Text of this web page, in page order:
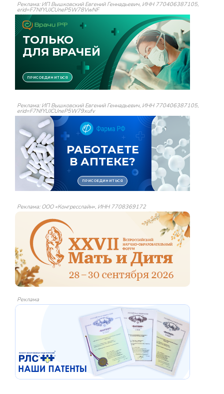
Реклама: ИП Вышковский Евгений Геннадьевич, ИНН 770406387105,
erid=F7NfYUJCUneP5W78VwNF
Реклама: ИП Вышковский Евгений Геннадьевич, ИНН 770406387105,
erid=F7NfYUJCUneP5W79xufv
Реклама: ООО «Конгресслайн», ИНН 7708369172
Реклама